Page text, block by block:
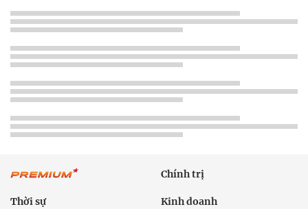
Chính trị
Thời sự Kinh doanh